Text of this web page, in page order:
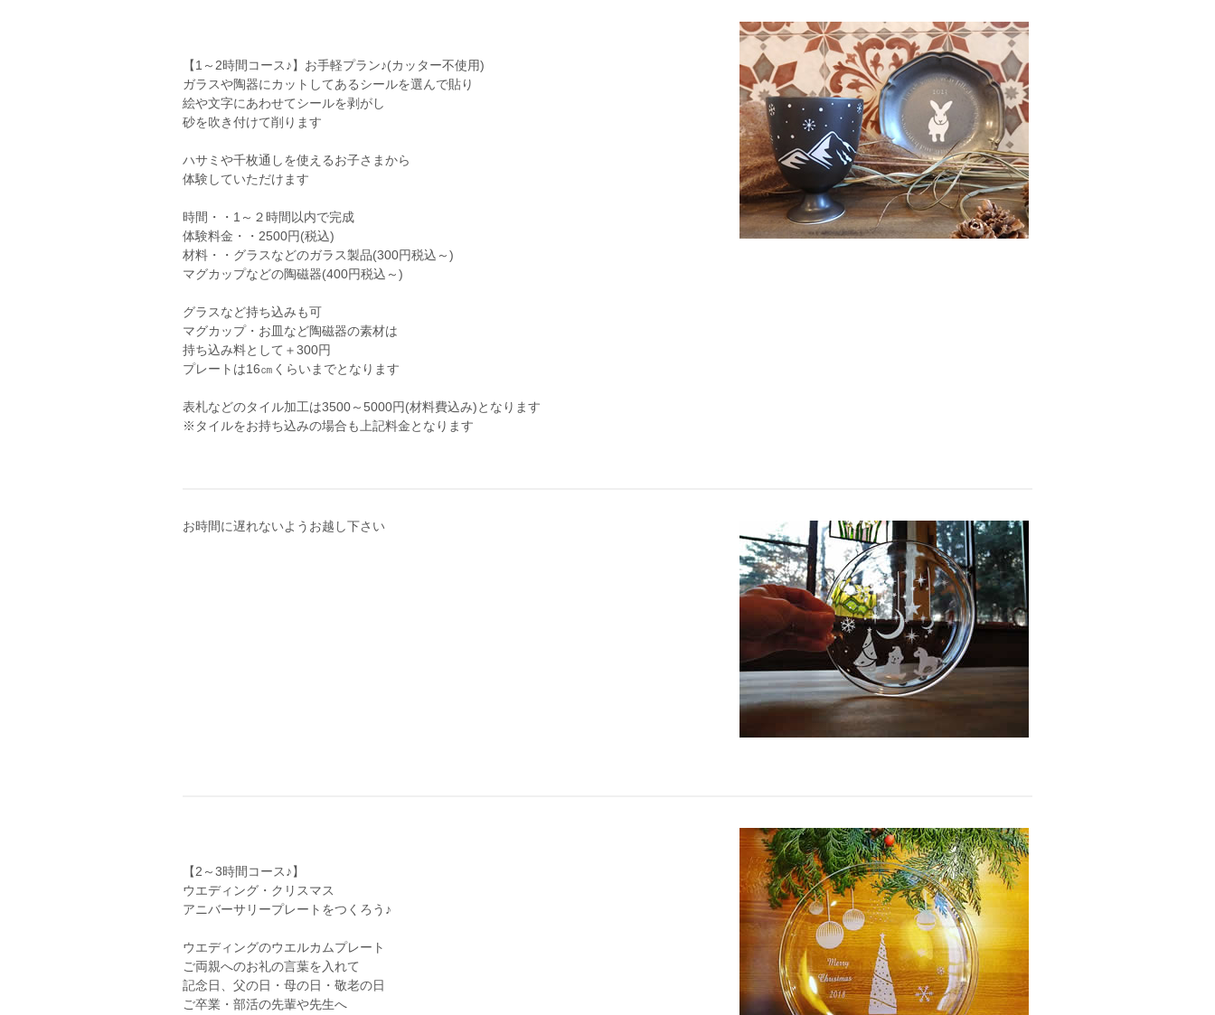
【1～2時間コース♪】お手軽プラン♪(カッター不使用)
ガラスや陶器にカットしてあるシールを選んで貼り
絵や文字にあわせてシールを剥がし
砂を吹き付けて削ります
ハサミや千枚通しを使えるお子さまから
体験していただけます
時間・・1～２時間以内で完成
体験料金・・2500円(税込)
材料・・グラスなどのガラス製品(300円税込～)
マグカップなどの陶磁器(400円税込～)
グラスなど持ち込みも可
マグカップ・お皿など陶磁器の素材は
持ち込み料として＋300円
プレートは16㎝くらいまでとなります
表札などのタイル加工は3500～5000円(材料費込み)となります
※タイルをお持ち込みの場合も上記料金となります
お時間に遅れないようお越し下さい
【2～3時間コース♪】
ウエディング・クリスマス
アニバーサリープレートをつくろう♪
ウエディングのウエルカムプレート
ご両親へのお礼の言葉を入れて
記念日、父の日・母の日・敬老の日
ご卒業・部活の先輩や先生へ